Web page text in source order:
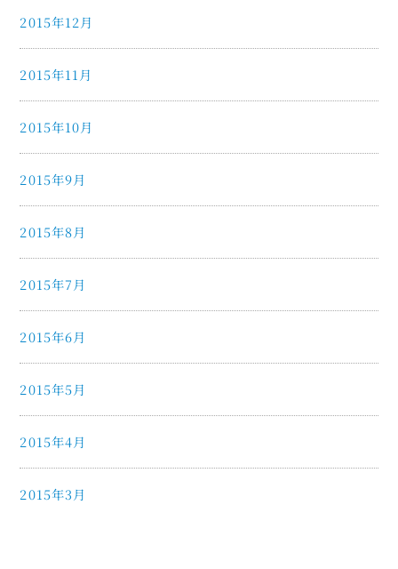
2015年12月
2015年11月
2015年10月
2015年9月
2015年8月
2015年7月
2015年6月
2015年5月
2015年4月
2015年3月